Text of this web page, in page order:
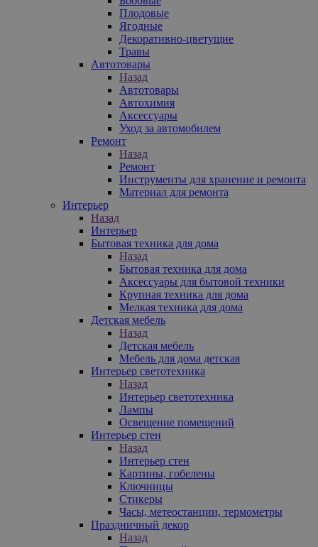
Плодовые
Ягодные
Декоративно-цветущие
Травы
Автотовары
Назад
Автотовары
Автохимия
Аксессуары
Уход за автомобилем
Ремонт
Назад
Ремонт
Инструменты для хранение и ремонта
Материал для ремонта
Интерьер
Назад
Интерьер
Бытовая техника для дома
Назад
Бытовая техника для дома
Аксессуары для бытовой техники
Крупная техника для дома
Мелкая техника для дома
Детская мебель
Назад
Детская мебель
Мебель для дома детская
Интерьер светотехника
Назад
Интерьер светотехника
Лампы
Освещение помещений
Интерьер стен
Назад
Интерьер стен
Картины, гобелены
Ключницы
Стикеры
Часы, метеостанции, термометры
Праздничный декор
Назад